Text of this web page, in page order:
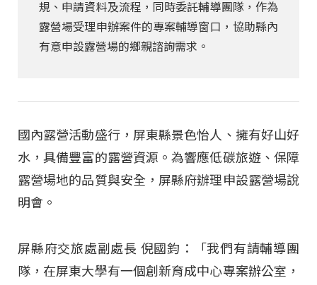
規、申請資料及流程，同時委託輔導團隊，作為
露營場受理申辦案件的專案輔導窗口，協助縣內
有意申設露營場的鄉親諮詢需求。
國內露營活動盛行，屏東縣景色怡人、擁有好山好
水，具備豐富的露營資源。為響應低碳旅遊、保障
露營場地的品質與安全，屏縣府辦理申設露營場說
明會。
屏縣府交旅處副處長 倪國鈞：「我們有請輔導團
隊，在屏東大學有一個創新育成中心專案辦公室，